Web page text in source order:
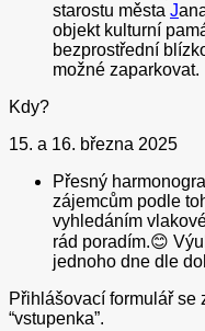
starostu města J
objekt kulturní
bezprostřední
možné zaparkovat.
Kdy?
15. a 16. března 2025
Přesný
zájemcům podle
vyhledáním
rád poradím.😊
jednoho dne dle
Přihlášovací formulář se
“vstupenka”.